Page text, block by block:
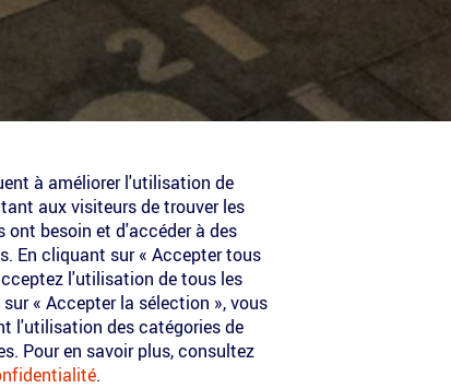
à améliorer l'utilisation de
aux visiteurs de trouver les
besoin et d'accéder à des
En cliquant sur « Accepter tous
l'utilisation de tous les
« Accepter la sélection », vous
l'utilisation des catégories de
Pour en savoir plus, consultez
.